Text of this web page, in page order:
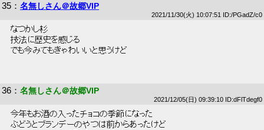
35 ： 名無しさん＠故郷VIP
2021/11/30(火) 10:07:51 ID:/PGadZ/c0
なつかし杉
技法に歴史を感じる
でも今みてもきゃわいいと思うけど
36 ： 名無しさん＠故郷VIP
2021/12/05(日) 09:39:10 ID:dFlTdegf0
今年もお酒の入ったチョコの季節になった
ぶどうとブランデーのやつは前からあったけど